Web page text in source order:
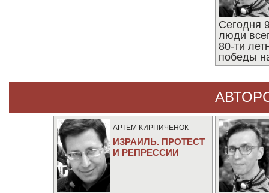
Сегодня
люди
80-ти
победы
АРТЕМ КИРПИЧЕНОК
ИЗРАИЛЬ. ПРОТЕСТ
И РЕПРЕССИИ